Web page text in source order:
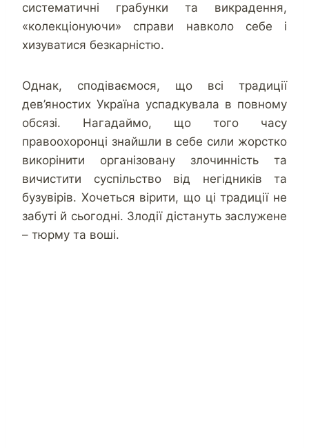
систематичні грабунки та викрадення,
«колекціонуючи» справи навколо себе і
хизуватися безкарністю.
Однак, сподіваємося, що всі традиції
дев’яностих Україна успадкувала в повному
обсязі. Нагадаймо, що того часу
правоохоронці знайшли в себе сили жорстко
викорінити організовану злочинність та
вичистити суспільство від негідників та
бузувірів. Хочеться вірити, що ці традиції не
забуті й сьогодні. Злодії дістануть заслужене
– тюрму та воші.